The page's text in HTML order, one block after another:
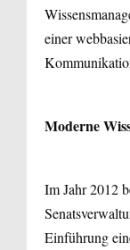
einer
Moderne
Im Jahr 2012
Einführung